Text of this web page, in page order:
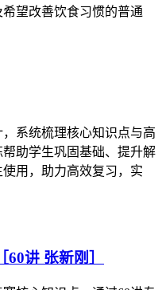
望改善饮食习惯的普通
系统梳理核心知识点与高
助学生巩固基础、提升解
用，助力高效复习，实
讲 张新刚］